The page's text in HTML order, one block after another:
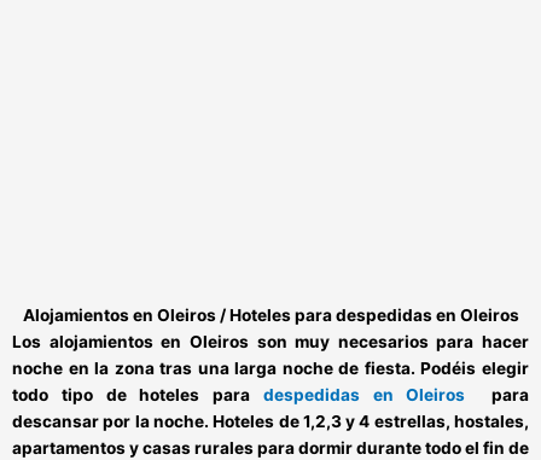
Alojamientos en Oleiros / Hoteles para despedidas en Oleiros
Los alojamientos en Oleiros son muy necesarios para hacer
noche en la zona tras una larga noche de fiesta. Podéis elegir
todo tipo dehoteles para despedidas en Oleiros
para
descansar por la noche. Hoteles de 1,2,3 y 4 estrellas, hostales,
apartamentos y casas rurales para dormir durante todo el fin de